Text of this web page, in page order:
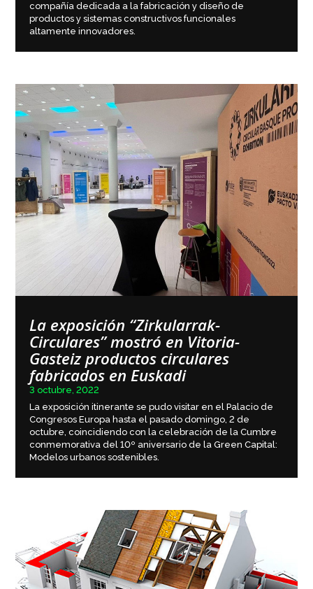
compañía dedicada a la fabricación y diseño de
productos y sistemas constructivos funcionales
altamente innovadores.
La exposición “Zirkularrak-
Circulares” mostró en Vitoria-
Gasteiz productos circulares
fabricados en Euskadi
3 octubre, 2022
La exposición itinerante se pudo visitar en el Palacio de
Congresos Europa hasta el pasado domingo, 2 de
octubre, coincidiendo con la celebración de la Cumbre
conmemorativa del 10º aniversario de la Green Capital:
Modelos urbanos sostenibles.